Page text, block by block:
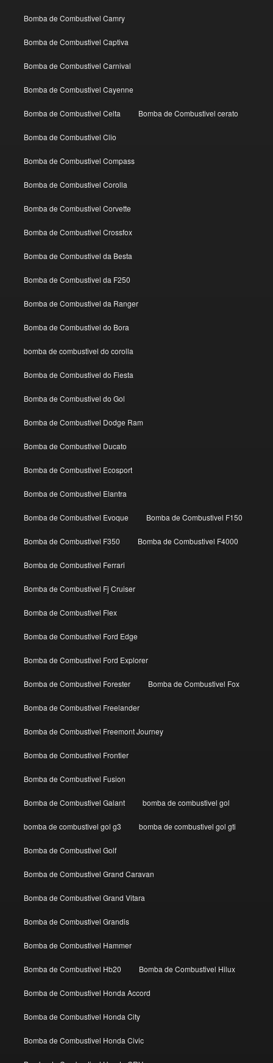
Bomba de Combustivel Camry
Bomba de Combustivel Captiva
Bomba de Combustivel Carnival
Bomba de Combustivel Cayenne
Bomba de Combustivel Celta Bomba de Combustivel cerato
Bomba de Combustivel Clio
Bomba de Combustivel Compass
Bomba de Combustivel Corolla
Bomba de Combustivel Corvette
Bomba de Combustivel Crossfox
Bomba de Combustivel da Besta
Bomba de Combustivel da F250
Bomba de Combustivel da Ranger
Bomba de Combustivel do Bora
bomba de combustivel do corolla
Bomba de Combustivel do Fiesta
Bomba de Combustivel do Gol
Bomba de Combustivel Dodge Ram
Bomba de Combustivel Ducato
Bomba de Combustivel Ecosport
Bomba de Combustivel Elantra
Bomba de Combustivel Evoque Bomba de Combustivel F150
Bomba de Combustivel F350 Bomba de Combustivel F4000
Bomba de Combustivel Ferrari
Bomba de Combustivel Fj Cruiser
Bomba de Combustivel Flex
Bomba de Combustivel Ford Edge
Bomba de Combustivel Ford Explorer
Bomba de Combustivel Forester Bomba de Combustivel Fox
Bomba de Combustivel Freelander
Bomba de Combustivel Freemont Journey
Bomba de Combustivel Frontier
Bomba de Combustivel Fusion
Bomba de Combustivel Galant bomba de combustivel gol
bomba de combustivel gol g3 bomba de combustivel gol gti
Bomba de Combustivel Golf
Bomba de Combustivel Grand Caravan
Bomba de Combustivel Grand Vitara
Bomba de Combustivel Grandis
Bomba de Combustivel Hammer
Bomba de Combustivel Hb20 Bomba de Combustivel Hilux
Bomba de Combustivel Honda Accord
Bomba de Combustivel Honda City
Bomba de Combustivel Honda Civic